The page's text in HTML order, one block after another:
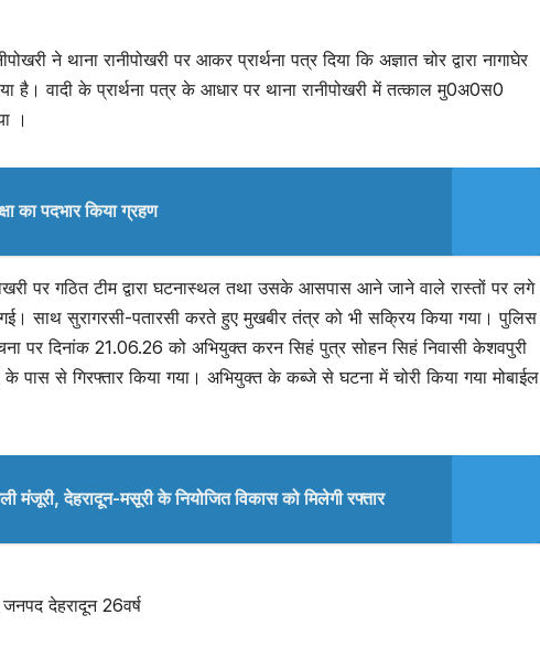
ने थाना रानीपोखरी पर आकर प्रार्थना पत्र दिया कि अज्ञात चोर द्वारा नागाघेर
है। वादी के प्रार्थना पत्र के आधार पर थाना रानीपोखरी में तत्काल मु0अ0स0
।
का पदभार किया ग्रहण
पर गठित टीम द्वारा घटनास्थल तथा उसके आसपास आने जाने वाले रास्तों पर लगे
साथ सुरागरसी-पतारसी करते हुए मुखबीर तंत्र को भी सक्रिय किया गया। पुलिस
पर दिनांक 21.06.26 को अभियुक्त करन सिहं पुत्र सोहन सिहं निवासी केशवपुरी
के पास से गिरफ्तार किया गया। अभियुक्त के कब्जे से घटना में चोरी किया गया मोबाईल
मंजूरी, देहरादून-मसूरी के नियोजित विकास को मिलेगी रफ्तार
देहरादून 26वर्ष